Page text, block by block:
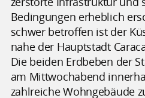
Bedingungen erheblich
schwer betroffen ist der
nahe der Hauptstadt
Die beiden Erdbeben der
am Mittwochabend
zahlreiche Wohngebäude